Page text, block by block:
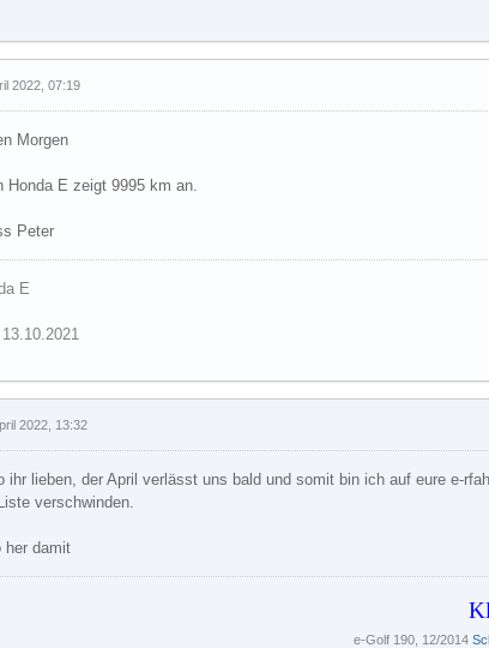
2022, 07:19
Morgen
Honda E zeigt 9995 km an.
Peter
E
2022, 13:32
ihr lieben, der April verlässt uns bald und somit bin ich auf eure e-
verschwinden.
her damit
e-Golf 190, 12/2014